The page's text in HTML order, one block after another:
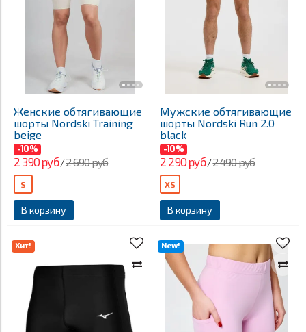
Женские обтягивающие
шорты Nordski Training
beige
-10%
2 390 руб/2 690 руб
В корзину
S
Мужские обтягивающие
шорты Nordski Run 2.0
black
-10%
2 290 руб/2 490 руб
В корзину
XS
Хит! New!